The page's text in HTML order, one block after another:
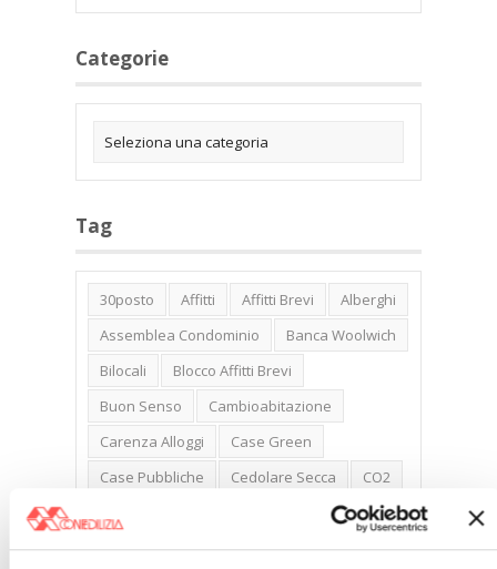
Categorie
Tag
30posto Affitti Affitti Brevi
Alberghi
Assemblea Condominio
Banca Woolwich
Bilocali
Blocco Affitti Brevi
Buon Senso
Cambioabitazione
Carenza Alloggi
Case Green
Case Pubbliche
Cedolare Secca
CO2
Compravendite Immobiliari
Condominio
Confcommercio